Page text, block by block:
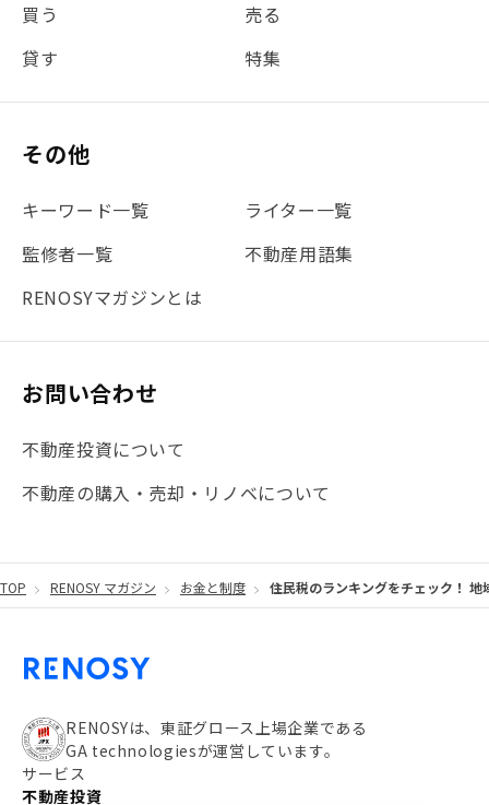
#団体信用生命保険
#贈与税 #災害に備える
#書類
#リノシーチャンネル
#不動産投資体験レポ
#地震対策
#セミナー #渋谷
#ふるさと納税
#法人化
#クラウドファンディング #JR京浜東北線
#まとめ #融資 #目黒
#JR湘南新宿ライン
#20代 #都営浅草線
#東急東横線
#都営大江戸線
#都営三田線 #不労所得
#私の資産ポートフォリオ
#わたしのリノベーションストーリー #JR横須賀線
#東京メトロ副都心線
買う
売る
貸す
特集
その他
キーワード一覧
ライター一覧
監修者一覧
不動産用語集
RENOSYマガジンとは
お問い合わせ
不動産投資について
不動産の購入・売却・リノベについて
TOP RENOSY マガジン お金と制度 住民税のランキングをチェック！
RENOSYは、東証グロース上場企業である
GA technologiesが運営しています。
サービス
不動産投資